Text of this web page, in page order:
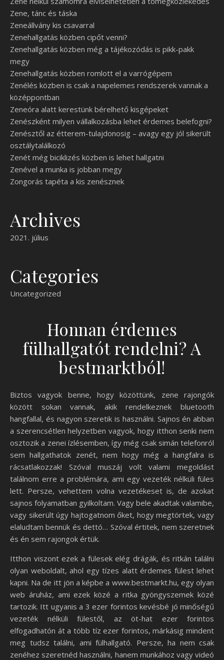
Zene, tánc és táska
Zeneállvány kis csavarral
Zenehallgatás közben cipőt venni?
Zenehallgatás közben még a tájékozódás is pikk-pakk
megy
Zenehallgatás közben romlott el a varrógépem
Zenélés közben is csak a napelemes rendszerek vannak a
középpontban
Zeneóra alatt kerestünk bérelhető kisgépeket
Zenészként milyen vállalkozásba lehet érdemes belefogni?
Zenésztől az étterem-tulajdonosig – avagy egy jól sikerült
osztálytalálkozó
Zenét még biciklizés közben is lehet hallgatni
Zenével a munka is jobban megy
Zongorás tapéta a kis zenésznek
Archives
2021. július
Categories
Uncategorized
Honnan érdemes
fülhallgatót rendelni? A
bestmarktból!
Biztos vagyok benne, hogy közöttünk, zene rajongók
között sokan vannak, akik rendelkeznek bluetooth
hangfallal, és nagyon szeretik is használni. Sajnos én abban
a szerencsétlen helyzetben vagyok, hogy itthon senki nem
osztozik a zenei ízlésemben, így még csak simán telefonról
sem hallgathatok zenét, nem hogy még a hangfalra is
rácsatlakozzak! Szóval muszáj volt valami megoldást
találnom erre a problémára, ami egy vezeték nélküli füles
lett. Persze, vehettem volna vezetékeset is, de azokat
sajnos folyamatban gyilkoltam. Vagy bele akadtak valamibe,
vagy sikerült úgy hajtogatnom őket, hogy megtörtek, vagy
elaludtam bennük és dettó… Szóval értitek, nem szeretnek
és én sem rajongok értük.
Itthon viszont ezek a fülesek elég drágák, és ritkán találni
olyan weboldalt, ahol egy tízes alatt érdemes fülest lehet
kapni. Na de itt jön a képbe a www.bestmarkt.hu, egy olyan
web áruház, ami ezek közé a ritka gyöngyszemek közé
tartozik. Itt ugyanis a 3 ezer forintos kevésbé jó minőségű
vezeték nélküli fülestől, az öt-hat ezer forintos
elfogadhatón át a több tíz ezer forintos, márkásig mindent
meg tudsz találni, ami fülhallgató. Persze, ha nem csak
zenéhez szeretnéd használni, hanem munkához vagy videó